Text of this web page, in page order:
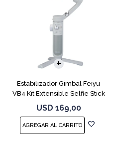
Estabilizador Gimbal Feiyu
VB4 Kit Extensible Selfie Stick
USD 169,00